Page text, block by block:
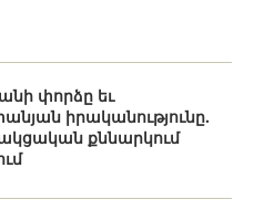
փորձը եւ
իրականությունը.
քննարկում